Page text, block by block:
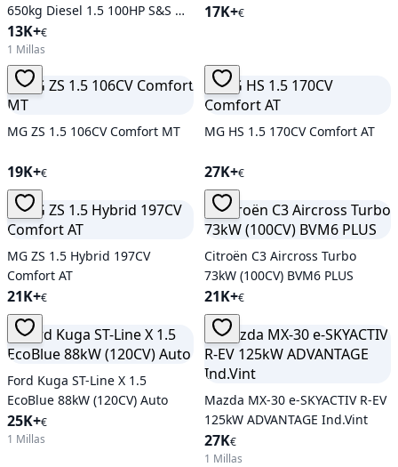
650kg Diesel 1.5 100HP S&S MT
E6
13K+€
1 Millas
17K+€
MG ZS 1.5 106CV Comfort MT
19K+€
MG HS 1.5 170CV Comfort AT
27K+€
MG ZS 1.5 Hybrid 197CV
Comfort AT
21K+€
Citroën C3 Aircross Turbo
73kW (100CV) BVM6 PLUS
21K+€
Ford Kuga ST-Line X 1.5
EcoBlue 88kW (120CV) Auto
25K+€
1 Millas
Mazda MX-30 e-SKYACTIV R-EV
125kW ADVANTAGE Ind.Vint
27K€
1 Millas